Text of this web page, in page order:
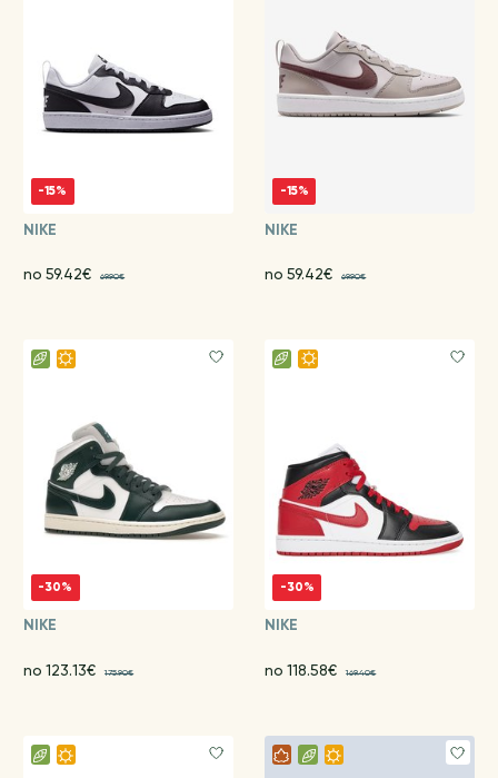
-15%
NIKE
no 59.42€ 69.90€
-15%
NIKE
no 59.42€ 69.90€
-30%
NIKE
no 123.13€ 175.90€
-30%
NIKE
no 118.58€ 169.40€